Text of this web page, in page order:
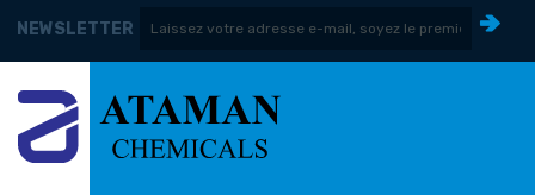
NEWSLETTER